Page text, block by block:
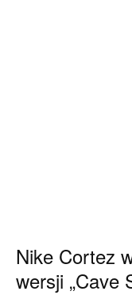
Nike Cortez
wersji „Cave